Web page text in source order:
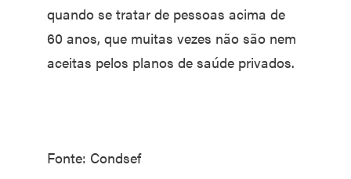
quando se tratar de pessoas acima de
60 anos, que muitas vezes não são nem
aceitas pelos planos de saúde privados.
Fonte: Condsef